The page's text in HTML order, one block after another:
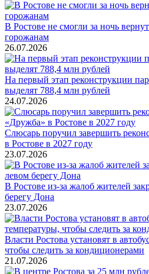
В Ростове не смогли за ночь
горожанам
26.07.2026
На первый этап реконструкции
выделят 788,4 млн рублей
24.07.2026
Слюсарь поручил завершить
в Ростове в 2027 году
23.07.2026
В Ростове из-за жалоб жителей
берегу Дона
23.07.2026
Власти Ростова установят в
чтобы следить за кондиционерами
21.07.2026